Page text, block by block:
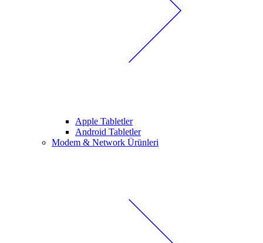
Apple Tabletler
Android Tabletler
Modem & Network Ürünleri